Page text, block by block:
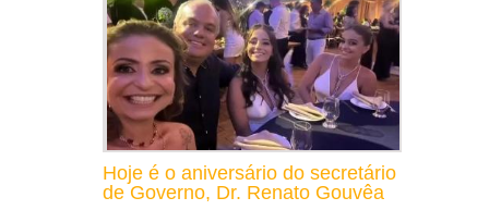
Hoje é o aniversário do secretário
de Governo, Dr. Renato Gouvêa